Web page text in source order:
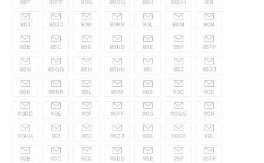
80F 80FF 80G 80GG 80H 80HH 80I
80J 80JJ 80K 80KK 80L 80M 80N
85B 85C 85D 85DD 85E 85F 85FF
85G 85GG 85H 85HH 85I 85J 85JJ
85K 85KK 85L 85M 90B 90C 90D
90DD 90E 90F 90FF 90G 90GG 90H
90HH 90I 90J 90JJ 90K 90KK 90L
95B 95C 95D 95DD 95E 95F 95FF